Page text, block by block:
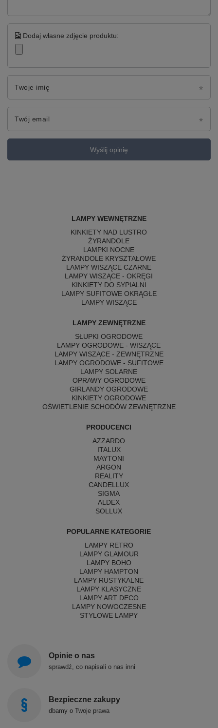
Dodaj własne zdjęcie produktu:
Twoje imię
Twój email
Wyślij opinię
LAMPY WEWNĘTRZNE
KINKIETY NAD LUSTRO
ŻYRANDOLE
LAMPKI NOCNE
ŻYRANDOLE KRYSZTAŁOWE
LAMPY WISZĄCE CZARNE
LAMPY WISZĄCE - OKRĘGI
KINKIETY DO SYPIALNI
LAMPY SUFITOWE OKRĄGŁE
LAMPY WISZĄCE
LAMPY ZEWNĘTRZNE
SŁUPKI OGRODOWE
LAMPY OGRODOWE - WISZĄCE
LAMPY WISZĄCE - ZEWNĘTRZNE
LAMPY OGRODOWE - SUFITOWE
LAMPY SOLARNE
OPRAWY OGRODOWE
GIRLANDY OGRODOWE
KINKIETY OGRODOWE
OŚWIETLENIE SCHODÓW ZEWNĘTRZNE
PRODUCENCI
AZZARDO
ITALUX
MAYTONI
ARGON
REALITY
CANDELLUX
SIGMA
ALDEX
SOLLUX
POPULARNE KATEGORIE
LAMPY RETRO
LAMPY GLAMOUR
LAMPY BOHO
LAMPY HAMPTON
LAMPY RUSTYKALNE
LAMPY KLASYCZNE
LAMPY ART DECO
LAMPY NOWOCZESNE
STYLOWE LAMPY
Opinie o nas
sprawdź, co napisali o nas inni
Bezpieczne zakupy
dbamy o Twoje prawa